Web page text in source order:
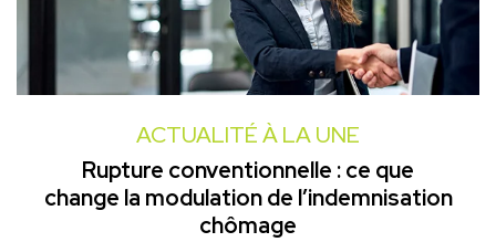
ACTUALITÉ À LA UNE
Rupture conventionnelle : ce que
change la modulation de l’indemnisation
chômage